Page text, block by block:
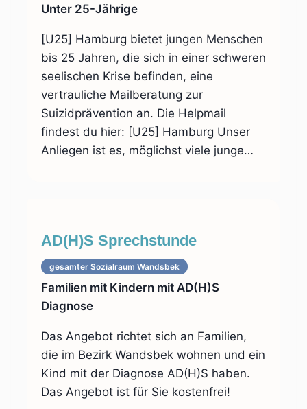
Unter 25-Jährige
[U25] Hamburg bietet jungen Menschen
bis 25 Jahren, die sich in einer schweren
seelischen Krise befinden, eine
vertrauliche Mailberatung zur
Suizidprävention an. Die Helpmail
findest du hier: [U25] Hamburg Unser
Anliegen ist es, möglichst viele junge…
AD(H)S Sprechstunde
gesamter Sozialraum Wandsbek
Familien mit Kindern mit AD(H)S
Diagnose
Das Angebot richtet sich an Familien,
die im Bezirk Wandsbek wohnen und ein
Kind mit der Diagnose AD(H)S haben.
Das Angebot ist für Sie kostenfrei!